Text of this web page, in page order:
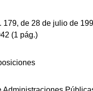
179, de 28 de julio de
(1 pág.)